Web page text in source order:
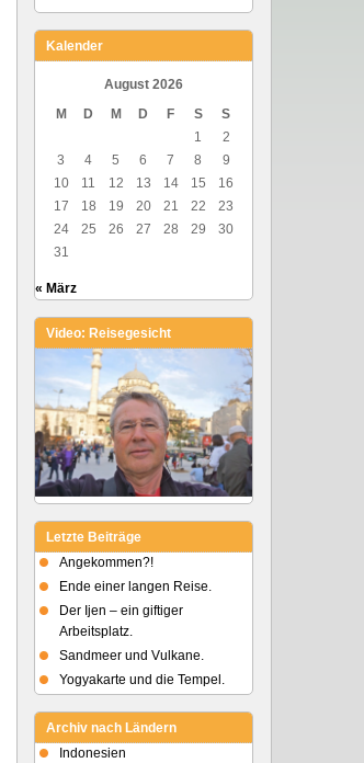
Kalender
August 2026
M
D M D F S
S
1
2
3
4 5 6 7 8
9
10
11 12 13 14 15
16
17
18 19 20 21 22
23
24
25 26 27 28 29
30
31
« März
Video: Reisegesicht
Letzte Beiträge
Angekommen?!
Ende einer langen Reise.
Der Ijen – ein giftiger
Arbeitsplatz.
Sandmeer und Vulkane.
Yogyakarte und die Tempel.
Archiv nach Ländern
Indonesien